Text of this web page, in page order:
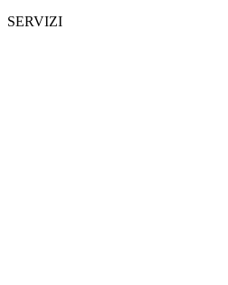
SERVIZI